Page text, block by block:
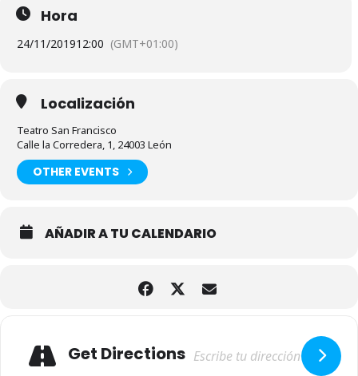
Hora
24/11/201912:00 (GMT+01:00)
Localización
Teatro San Francisco
Calle la Corredera, 1, 24003 León
OTHER EVENTS
AÑADIR A TU CALENDARIO
Get Directions